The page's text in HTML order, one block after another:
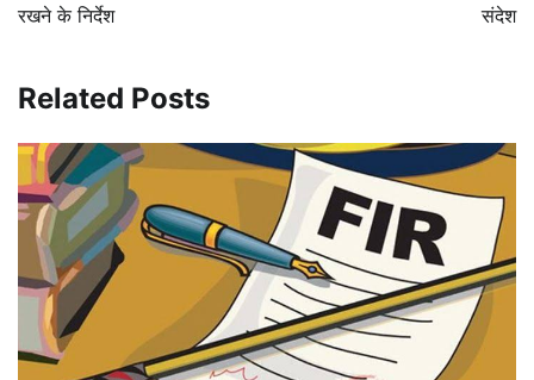
रखने के निर्देश
संदेश
Related Posts